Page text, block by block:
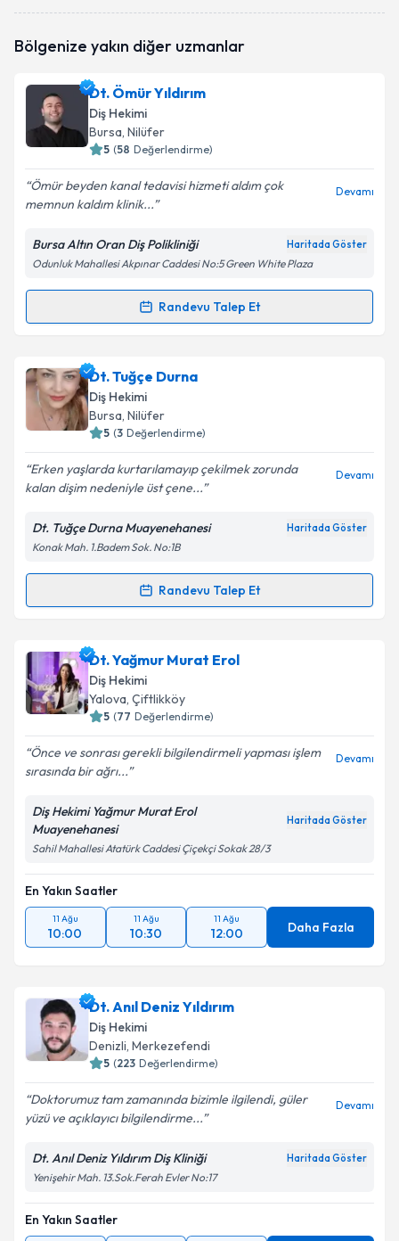
Bölgenize yakın diğer uzmanlar
Dt. Ömür Yıldırım
Diş Hekimi
Bursa, Nilüfer
5 (58 Değerlendirme)
Ömür beyden kanal tedavisi hizmeti aldım çok
memnun kaldım klinik...
Devamı
Bursa Altın Oran Diş Polikliniği Haritada Göster
Odunluk Mahallesi Akpınar Caddesi No:5 Green White Plaza
Randevu Talep Et
Randevu Takvimi Talebi
Dt. Ömür Yıldırımiçin randevu takvimi talebi
oluşturun. Size bu uzmandan randevu almanız için bir
takvim hazırlandığında e-posta ile bilgilendireceğiz.
Kişisel verilerimin işlenmesine ilişkin
Aydınlatma
Metni'ni okudum ve kişisel verilerimin belirtilen
kapsamda işlenmesini kabul ediyorum.
Dt. Tuğçe Durna
Diş Hekimi
Bursa, Nilüfer
5 (3 Değerlendirme)
Erken yaşlarda kurtarılamayıp çekilmek zorunda
kalan dişim nedeniyle üst çene...
Devamı
Dt. Tuğçe Durna Muayenehanesi Haritada Göster
Konak Mah. 1.Badem Sok. No:1B
Randevu Talep Et
Randevu Takvimi Talebi
Dt. Tuğçe Durnaiçin randevu takvimi talebi
oluşturun. Size bu uzmandan randevu almanız için bir
takvim hazırlandığında e-posta ile bilgilendireceğiz.
Kişisel verilerimin işlenmesine ilişkin
Aydınlatma
Metni'ni okudum ve kişisel verilerimin belirtilen
kapsamda işlenmesini kabul ediyorum.
Takvim Talebini Gönder
Dt. Yağmur Murat Erol
Diş Hekimi
Yalova, Çiftlikköy
5 (77 Değerlendirme)
Önce ve sonrası gerekli bilgilendirmeli yapması işlem
sırasında bir ağrı...
Devamı
Diş Hekimi Yağmur Murat Erol
Muayenehanesi
Haritada Göster
Sahil Mahallesi Atatürk Caddesi Çiçekçi Sokak 28/3
En Yakın Saatler
11 Ağu
10:00
11 Ağu
10:30
11 Ağu
12:00 Daha Fazla
Dt. Anıl Deniz Yıldırım
Diş Hekimi
Denizli, Merkezefendi
5 (223 Değerlendirme)
Doktorumuz tam zamanında bizimle ilgilendi, güler
yüzü ve açıklayıcı bilgilendirme...
Devamı
Dt. Anıl Deniz Yıldırım Diş Kliniği Haritada Göster
Yenişehir Mah. 13.Sok.Ferah Evler No:17
En Yakın Saatler